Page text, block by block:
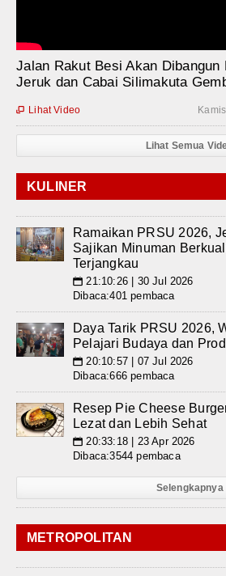
Jalan Rakut Besi Akan Dibangun
Jeruk dan Cabai Silimakuta
 Lihat Video
Lihat Semua
KULINER
Ramaikan PRSU 2026,
Sajikan Minuman
Terjangkau
📅 21:10:26 | 30 Jul 2026
Dibaca:401 pembaca
Daya Tarik PRSU 2026,
Pelajari Budaya dan
📅 20:10:57 | 07 Jul 2026
Dibaca:666 pembaca
Resep Pie Cheese
Lezat dan Lebih Sehat
📅 20:33:18 | 23 Apr 2026
Dibaca:3544 pembaca
Selengkapnya
METROPOLITAN